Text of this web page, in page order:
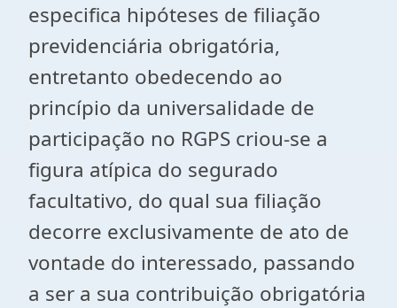
especifica hipóteses de filiação
previdenciária obrigatória,
entretanto obedecendo ao
princípio da universalidade de
participação no RGPS criou-se a
figura atípica do segurado
facultativo, do qual sua filiação
decorre exclusivamente de ato de
vontade do interessado, passando
a ser a sua contribuição obrigatória